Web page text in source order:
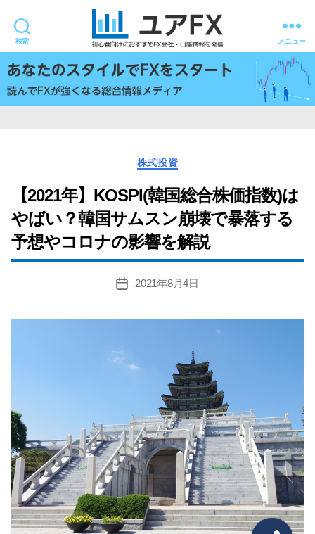
検索
ユ
ア
FX
メニュー
カ
テ
ゴ
リ
ー
株式投資
【2021年】KOSPI(韓国総合株価指数)は
やばい？韓国サムスン崩壊で暴落する
予想やコロナの影響を解説
投
2021年8月4日